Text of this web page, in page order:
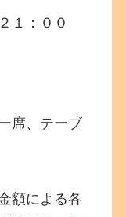
１：００
席、テーブ
額による各